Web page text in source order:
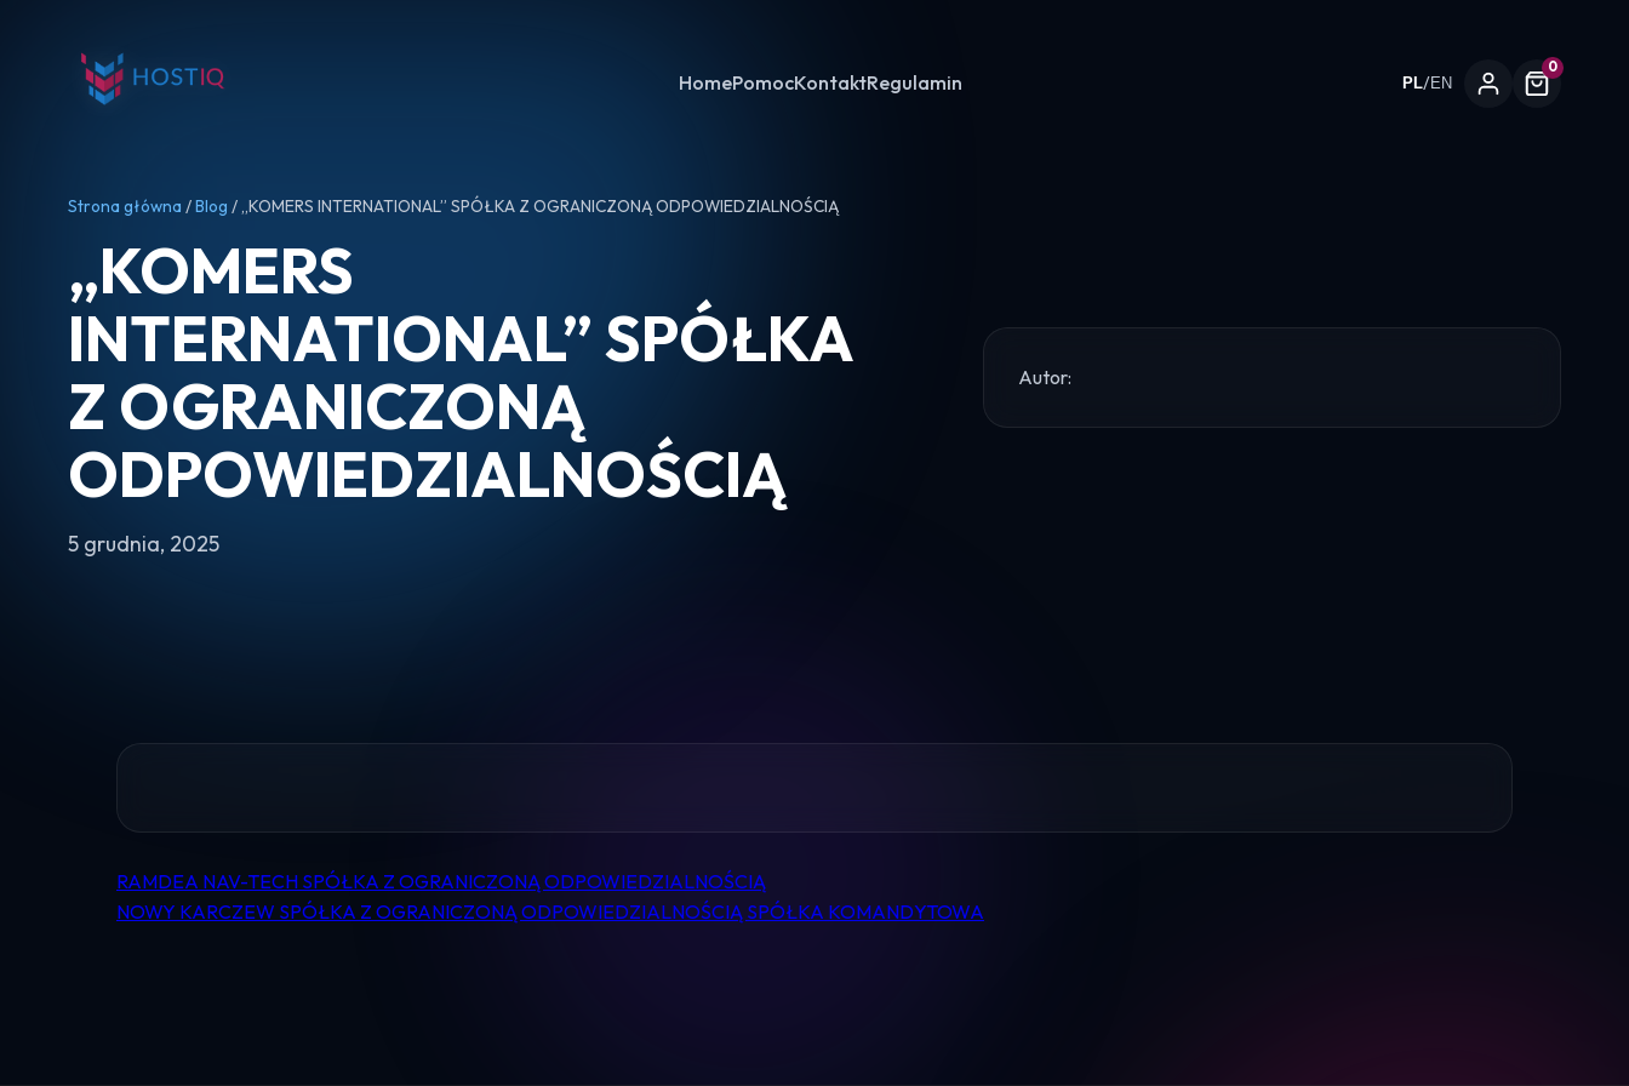
HomePomocKontaktRegulamin PL/EN
0
Logowanie
Strona główna /Blog / „KOMERS INTERNATIONAL” SPÓŁKA Z OGRANICZONĄ ODPOWIEDZIALNOŚCIĄ
„KOMERS
INTERNATIONAL” SPÓŁKA
Z OGRANICZONĄ
ODPOWIEDZIALNOŚCIĄ
5 grudnia, 2025
Autor:
Nawigacja
RAMDEA NAV-TECH SPÓŁKA Z OGRANICZONĄ ODPOWIEDZIALNOŚCIĄ
NOWY KARCZEW SPÓŁKA Z OGRANICZONĄ ODPOWIEDZIALNOŚCIĄ SPÓŁKA KOMANDYTOWA